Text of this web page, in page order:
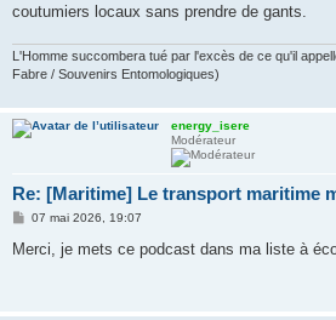
coutumiers locaux sans prendre de gants.
L'Homme succombera tué par l'excès de ce qu'il
Fabre / Souvenirs Entomologiques)
energy_isere
Modérateur
Re: [Maritime] Le transport maritime
M
s
07 mai 2026, 19:07
Merci, je mets ce podcast dans ma liste à